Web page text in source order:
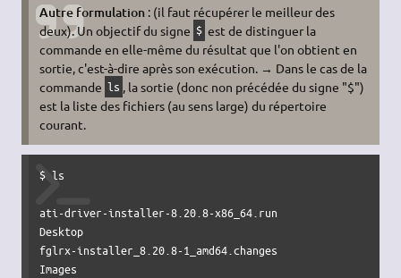
Autre formulation : (il faut récupérer le meilleur des
deux). Un objectif du signe $ est de distinguer la
commande en elle-même du résultat que l'on obtient en
sortie, c'est-à-dire après son exécution. → Dans le cas de la
commande ls , la sortie (donc non précédée du signe "$")
est la liste des fichiers (au sens large) du répertoire
courant.
$ ls
ati-driver-installer-8.20.8-x86_64.run
Desktop
fglrx-installer_8.20.8-1_amd64.changes
Images